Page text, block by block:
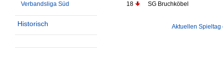
Verbandsliga Süd
Historisch
18
SG Bruchköbel
Aktuellen Spieltag